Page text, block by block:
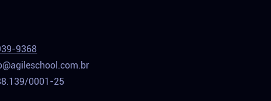
9368
0001-25